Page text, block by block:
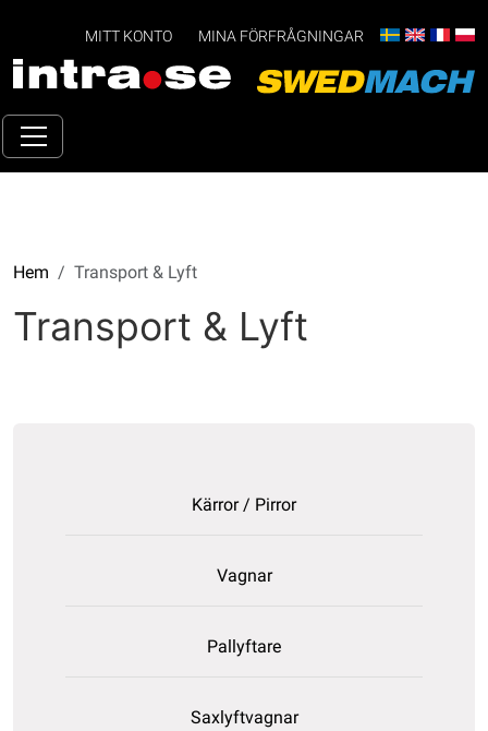
MITT KONTO MINA FÖRFRÅGNINGAR
Hem Transport & Lyft
Transport & Lyft
Kärror / Pirror
Vagnar
Pallyftare
Saxlyftvagnar